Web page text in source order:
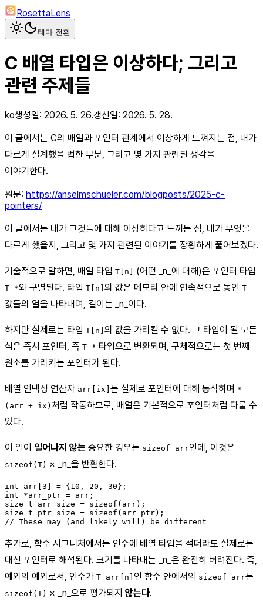
RosettaLens
테마 전환
C 배열 타입은 이상하다; 그리고
관련 주제들
ko생성일: 2026. 5. 26.갱신일: 2026. 5. 28.
이 글에서는 C의 배열과 포인터 관계에서 이상하게 느껴지는 점, 내가
다르게 설계했을 법한 부분, 그리고 몇 가지 관련된 생각을
이야기한다.
원문: https://anselmschueler.com/blogposts/2025-c-
pointers/
이 글에서는 내가 그것들에 대해 이상하다고 느끼는 점, 내가 무엇을
다르게 했을지, 그리고 몇 가지 관련된 이야기를 장황하게 풀어보겠다.
기술적으로 말하면, 배열 타입 T[n] (어떤 _n_에 대해)은 포인터 타입
T *와 구별된다. 타입 T[n] 의 값은 메모리 안에 연속적으로 놓인 T
값들의 열을 나타내며, 길이는 _n_이다.
하지만 실제로는 타입 T[n] 의 값을 가리킬 수 없다. 그 타입이 될 모든
식은 즉시 포인터, 즉 T * 타입으로 변환되며, 구체적으로는 첫 번째
원소를 가리키는 포인터가 된다.
배열 인덱싱 연산자 arr[ix] 는 실제로 포인터에 대해 동작하며 *
(arr + ix) 처럼 작동하므로, 배열은 기본적으로 포인터처럼 다룰 수
있다.
이 일이 일어나지 않는 중요한 경우는 sizeof arr인데, 이것은
sizeof(T) × _n_을 반환한다.
int arr[3] = {10, 20, 30};
int *arr_ptr = arr;
size_t arr_size = sizeof(arr);
size_t ptr_size = sizeof(arr_ptr);
추가로, 함수 시그니처에서는 인수에 배열 타입을 적더라도 실제로는
대신 포인터로 해석된다. 크기를 나타내는 _n_은 완전히 버려진다. 즉,
예외의 예외로서, 인수가 T arr[n] 인 함수 안에서의 sizeof arr는
sizeof(T) × _n_으로 평가되지 않는다.